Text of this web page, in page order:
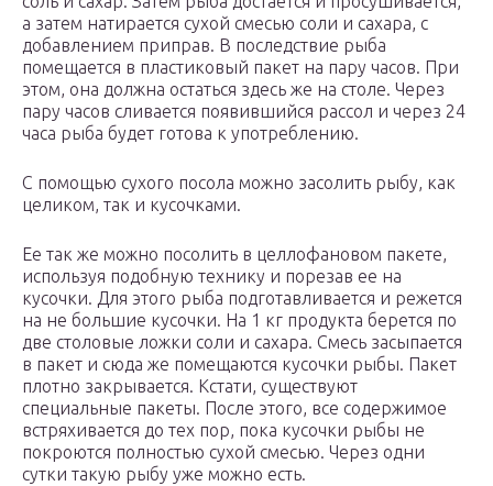
а затем натирается сухой смесью соли и сахара, с
добавлением приправ. В последствие рыба
помещается в пластиковый пакет на пару часов. При
этом, она должна остаться здесь же на столе. Через
пару часов сливается появившийся рассол и через 24
часа рыба будет готова к употреблению.
С помощью сухого посола можно засолить рыбу, как
целиком, так и кусочками.
Ее так же можно посолить в целлофановом пакете,
используя подобную технику и порезав ее на
кусочки. Для этого рыба подготавливается и режется
на не большие кусочки. На 1 кг продукта берется по
две столовые ложки соли и сахара. Смесь засыпается
в пакет и сюда же помещаются кусочки рыбы. Пакет
плотно закрывается. Кстати, существуют
специальные пакеты. После этого, все содержимое
встряхивается до тех пор, пока кусочки рыбы не
покроются полностью сухой смесью. Через одни
сутки такую рыбу уже можно есть.